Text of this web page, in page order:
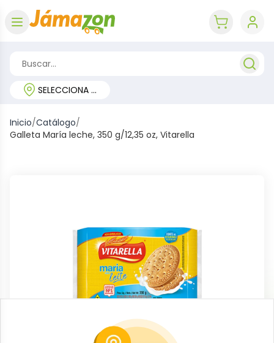
SELECCIONA TU REGIÓN
Inicio/Catálogo/
Galleta María leche, 350 g/12,35 oz, Vitarella